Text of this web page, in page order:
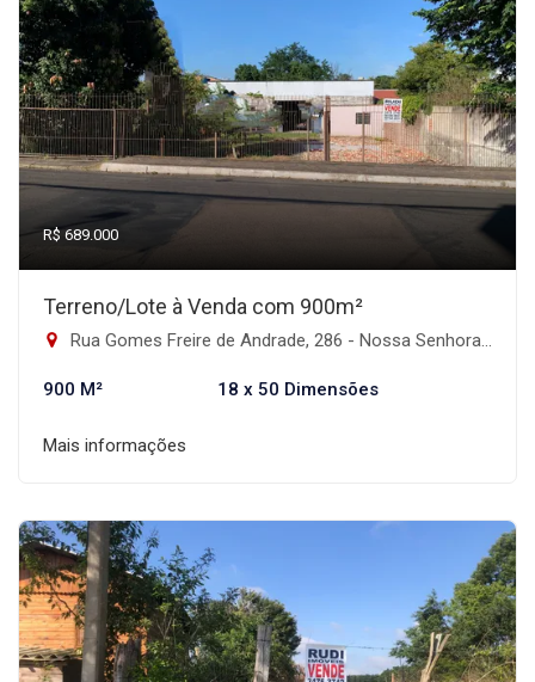
R$ 689.000
Terreno/Lote à Venda com 900m²
Rua Gomes Freire de Andrade, 286 - Nossa Senhora das Graças, Canoas-RS
900 M² 18 x 50 Dimensões
Mais informações